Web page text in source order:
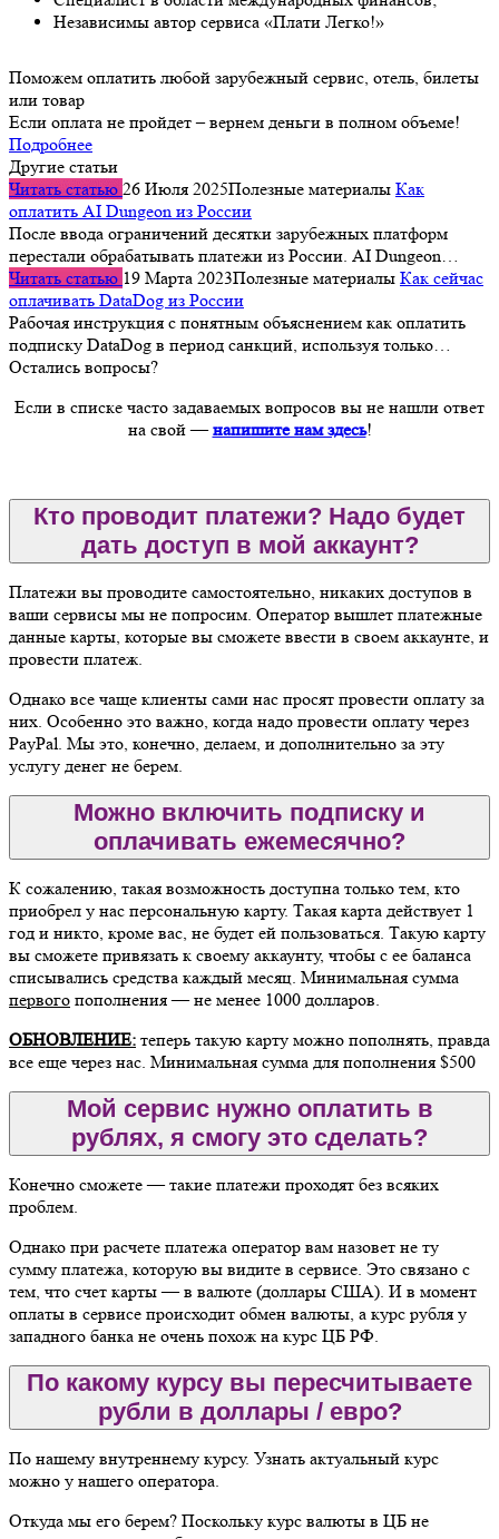
Независимы автор сервиса «Плати Легко!»
Поможем оплатить любой зарубежный сервис, отель, билеты
или товар
Если оплата не пройдет – вернем деньги в полном объеме!
Подробнее
Другие статьи
Читать статью 26 Июля 2025Полезные материалы Как
оплатить AI Dungeon из России
После ввода ограничений десятки зарубежных платформ
перестали обрабатывать платежи из России. AI Dungeon…
Читать статью 19 Марта 2023Полезные материалы Как сейчас
оплачивать DataDog из России
Рабочая инструкция с понятным объяснением как оплатить
подписку DataDog в период санкций, используя только…
Остались вопросы?
Если в списке часто задаваемых вопросов вы не нашли ответ
на свой —напишите нам здесь!
Кто проводит платежи? Надо будет
дать доступ в мой аккаунт?
Платежи вы проводите самостоятельно, никаких доступов в
ваши сервисы мы не попросим. Оператор вышлет платежные
данные карты, которые вы сможете ввести в своем аккаунте, и
провести платеж.
Однако все чаще клиенты сами нас просят провести оплату за
них. Особенно это важно, когда надо провести оплату через
PayPal. Мы это, конечно, делаем, и дополнительно за эту
услугу денег не берем.
Можно включить подписку и
оплачивать ежемесячно?
К сожалению, такая возможность доступна только тем, кто
приобрел у нас персональную карту. Такая карта действует 1
год и никто, кроме вас, не будет ей пользоваться. Такую карту
вы сможете привязать к своему аккаунту, чтобы с ее баланса
списывались средства каждый месяц. Минимальная сумма
первого пополнения — не менее 1000 долларов.
ОБНОВЛЕНИЕ: теперь такую карту можно пополнять, правда
все еще через нас. Минимальная сумма для пополнения $500
Мой сервис нужно оплатить в
рублях, я смогу это сделать?
Конечно сможете — такие платежи проходят без всяких
проблем.
Однако при расчете платежа оператор вам назовет не ту
сумму платежа, которую вы видите в сервисе. Это связано с
тем, что счет карты — в валюте (доллары США). И в момент
оплаты в сервисе происходит обмен валюты, а курс рубля у
западного банка не очень похож на курс ЦБ РФ.
По какому курсу вы пересчитываете
рубли в доллары / евро?
По нашему внутреннему курсу. Узнать актуальный курс
можно у нашего оператора.
Откуда мы его берем? Поскольку курс валюты в ЦБ не